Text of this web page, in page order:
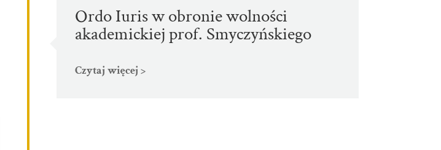
Ordo Iuris w obronie wolności
akademickiej prof. Smyczyńskiego
Czytaj więcej >